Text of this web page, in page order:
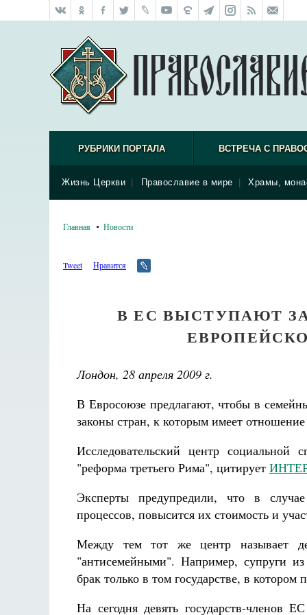
РУБРИКИ ПОРТАЛА ВСТРЕЧА С
Жизнь Церкви Православие в мире Храмы,
Главная Новости
Tweet Нравится
В ЕС ВЫСТУПАЮТ
Лондон, 28 апреля 2009 г.
В Евросоюзе предлагают, чтобы в
законы стран, к которым имеет
Исследовательский центр
"реформа третьего Рима", цитирует
Эксперты предупредили, что в случае
процессов, повысится их стоимость и
Между тем тот же центр называет
"антисемейными". Например, супруги из
брак только в том государстве, в
На сегодня девять государств-членов